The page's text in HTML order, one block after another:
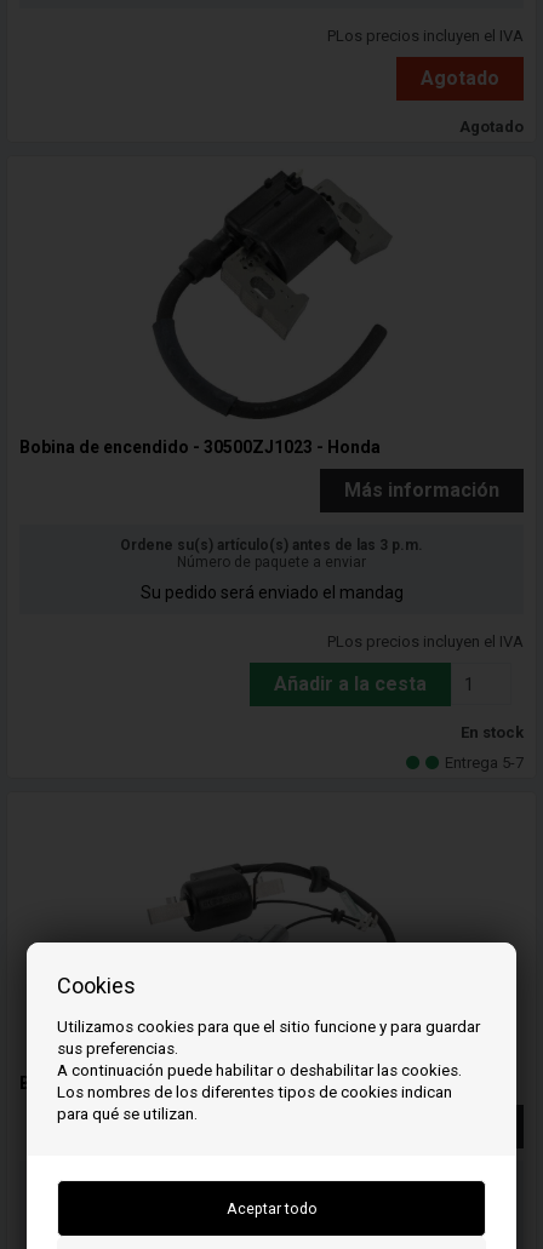
Cookies
Utilizamos cookies para que el sitio funcione y para guardar
sus preferencias.
A continuación puede habilitar o deshabilitar las cookies.
Los nombres de los diferentes tipos de cookies indican
para qué se utilizan.
PLos precios incluyen el IVA
Agotado
Agotado
Bobina de encendido - 30500ZJ1023 - Honda
Más información
Ordene su(s) artículo(s) antes de las 3 p.m.
Número de paquete a enviar
Su pedido será enviado el mandag
PLos precios incluyen el IVA
Añadir a la cesta
En stock
Entrega 5-7
Bobina de encendido - 30560883015 - Honda
Ordene su(s) artículo(s) antes de las 3 p.m.
Número de paquete a enviar